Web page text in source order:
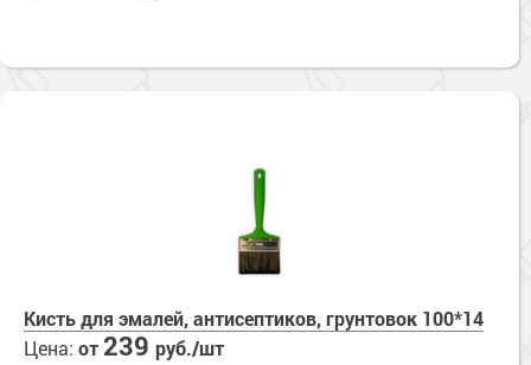
Кисть для эмалей, антисептиков, грунтовок 100*14
Цена: от239 руб./шт